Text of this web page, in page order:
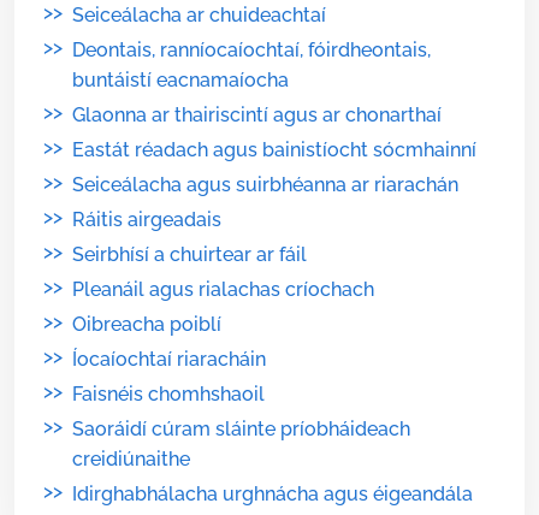
>> Seiceálacha ar chuideachtaí
>> Deontais, ranníocaíochtaí, fóirdheontais,
buntáistí eacnamaíocha
>> Glaonna ar thairiscintí agus ar chonarthaí
>> Eastát réadach agus bainistíocht sócmhainní
>> Seiceálacha agus suirbhéanna ar riarachán
>> Ráitis airgeadais
>> Seirbhísí a chuirtear ar fáil
>> Pleanáil agus rialachas críochach
>> Oibreacha poiblí
>> Íocaíochtaí riaracháin
>> Faisnéis chomhshaoil
>> Saoráidí cúram sláinte príobháideach
creidiúnaithe
>> Idirghabhálacha urghnácha agus éigeandála